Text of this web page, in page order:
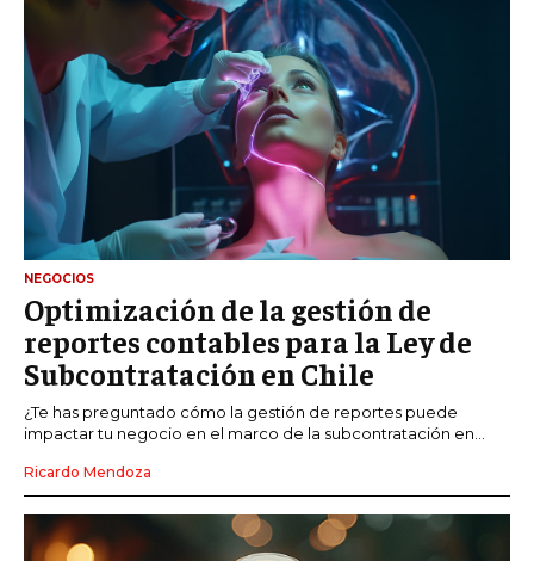
NEGOCIOS
Optimización de la gestión de
reportes contables para la Ley de
Subcontratación en Chile
¿Te has preguntado cómo la gestión de reportes puede
impactar tu negocio en el marco de la subcontratación en...
Ricardo Mendoza